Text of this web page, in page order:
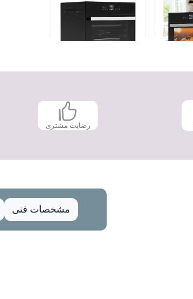
رضایت مشتری
مشخصات فنی